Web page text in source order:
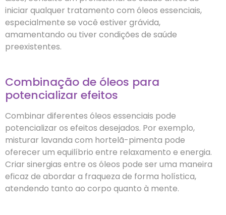
iniciar qualquer tratamento com óleos essenciais,
especialmente se você estiver grávida,
amamentando ou tiver condições de saúde
preexistentes.
Combinação de óleos para
potencializar efeitos
Combinar diferentes óleos essenciais pode
potencializar os efeitos desejados. Por exemplo,
misturar lavanda com hortelã-pimenta pode
oferecer um equilíbrio entre relaxamento e energia.
Criar sinergias entre os óleos pode ser uma maneira
eficaz de abordar a fraqueza de forma holística,
atendendo tanto ao corpo quanto à mente.